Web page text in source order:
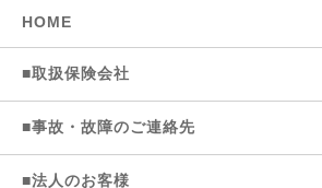
HOME
■取扱保険会社
■事故・故障のご連絡先
■法人のお客様